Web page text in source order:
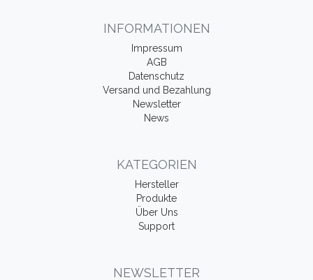
INFORMATIONEN
Impressum
AGB
Datenschutz
Versand und Bezahlung
Newsletter
News
KATEGORIEN
Hersteller
Produkte
Über Uns
Support
NEWSLETTER